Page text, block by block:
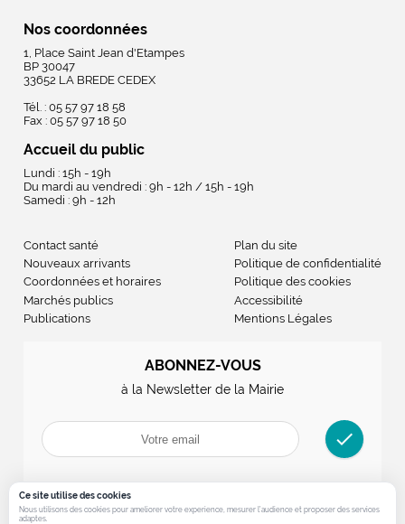
Nos coordonnées
1, Place Saint Jean d'Etampes
BP 30047
33652 LA BREDE CEDEX
Tél. : 05 57 97 18 58
Fax : 05 57 97 18 50
Accueil du public
Lundi : 15h - 19h
Du mardi au vendredi : 9h - 12h / 15h - 19h
Samedi : 9h - 12h
Contact santé
Nouveaux arrivants
Coordonnées et horaires
Marchés publics
Publications
Plan du site
Politique de confidentialité
Politique des cookies
Accessibilité
Mentions Légales
ABONNEZ-VOUS
à la Newsletter de la Mairie
check
Ce site utilise des cookies
Nous utilisons des cookies pour ameliorer votre experience, mesurer l’audience et proposer des services
adaptes.